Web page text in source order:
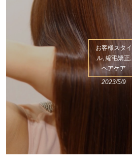
お客様スタイ
ル, 縮毛矯正,
ヘアケア
2023/5/9